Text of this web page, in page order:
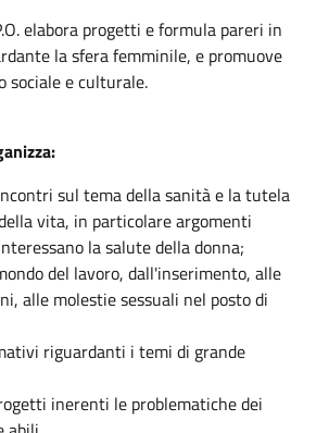
elabora progetti e formula pareri in
la sfera femminile, e promuove
sociale e culturale.
sul tema della sanità e la tutela
vita, in particolare argomenti
la salute della donna;
del lavoro, dall'inserimento, alle
alle molestie sessuali nel posto di
riguardanti i temi di grande
inerenti le problematiche dei